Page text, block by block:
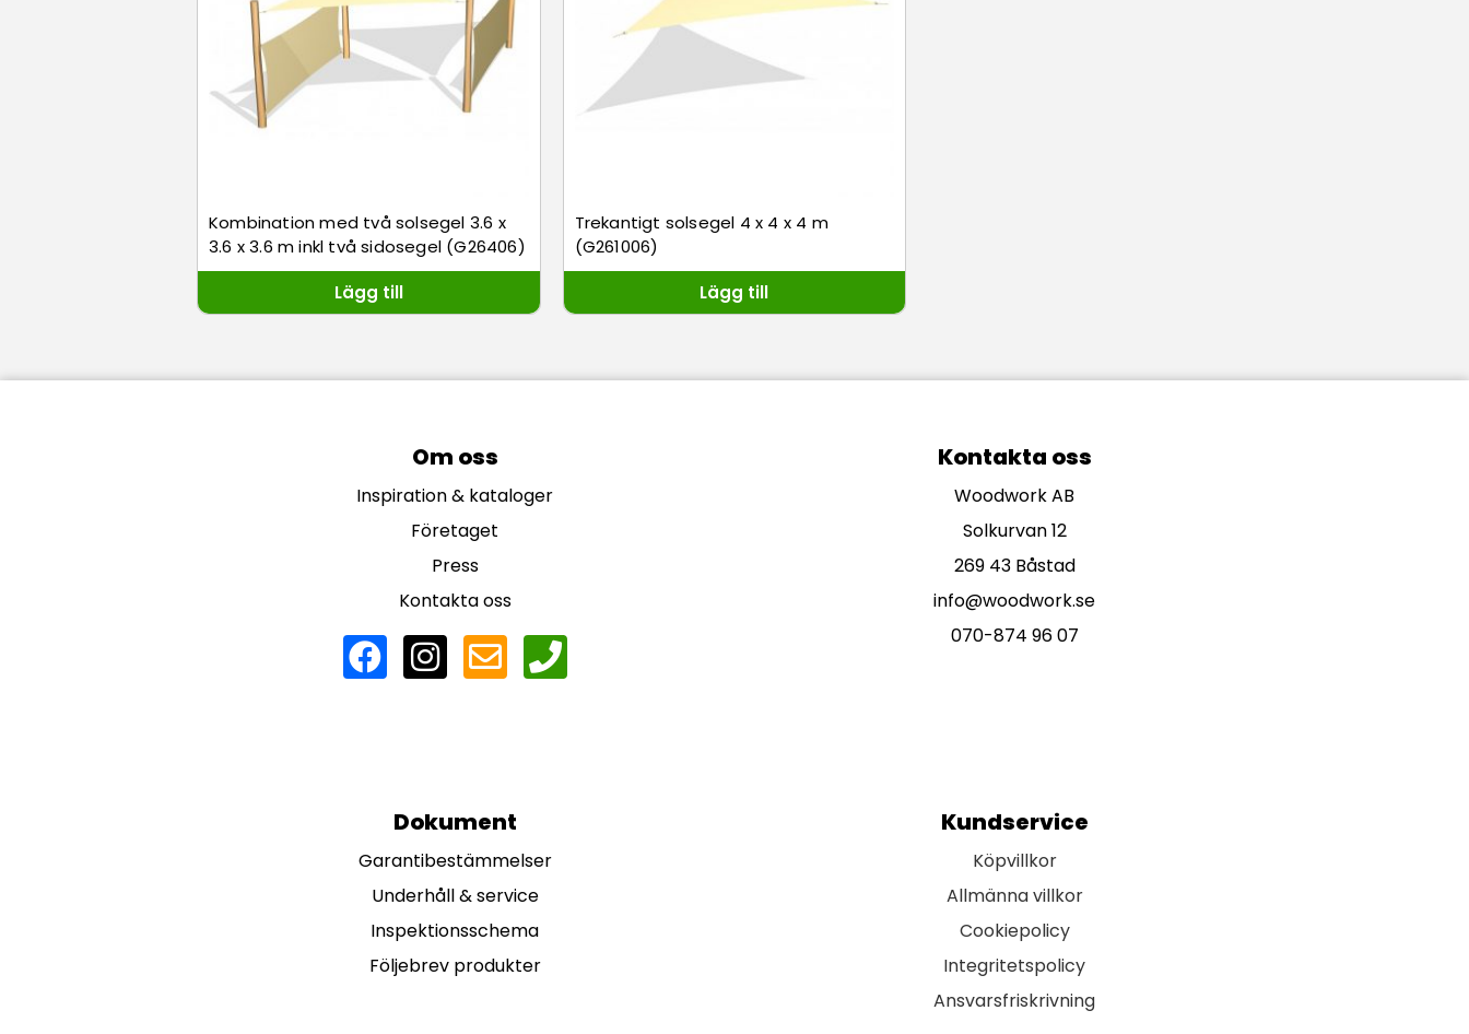
Kombination med två solsegel 3.6 x
3.6 x 3.6 m inkl två sidosegel (G26406)
Lägg till
Trekantigt solsegel 4 x 4 x 4 m
(G261006)
Lägg till
Om oss
Inspiration & kataloger
Företaget
Press
Kontakta oss
Kontakta oss
Woodwork AB
Solkurvan 12
269 43 Båstad
info@woodwork.se
070-874 96 07
Dokument
Garantibestämmelser
Underhåll & service
Inspektionsschema
Följebrev produkter
Kundservice
Köpvillkor
Allmänna villkor
Cookiepolicy
Integritetspolicy
Ansvarsfriskrivning